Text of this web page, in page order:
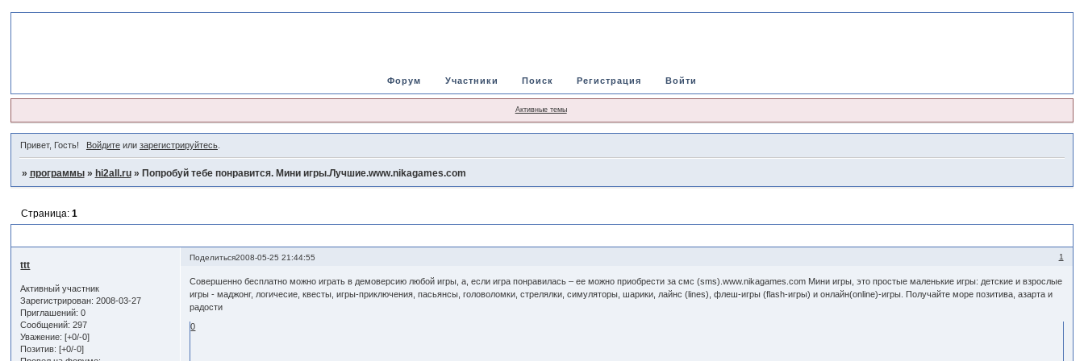
Форум Участники Поиск Регистрация Войти
Активные темы
Привет, Гость! Войдитеили зарегистрируйтесь.
» программы » hi2all.ru » Попробуй тебе понравится. Мини игры.Лучшие.www.nikagames.com
Страница: 1
Поделиться 1
2008-05-25 21:44:55
ttt
Активный участник
Зарегистрирован: 2008-03-27
Приглашений: 0
Сообщений: 297
Уважение: [+0/-0]
Позитив: [+0/-0]
Совершенно бесплатно можно играть в демоверсию любой игры, а, если игра понравилась – ее можно приобрести за смс (sms).www.nikagames.com Мини игры, это простые маленькие игры: детские и взрослые
игры - маджонг, логичесие, квесты, игры-приключения, пасьянсы, головоломки, стрелялки, симуляторы, шарики, лайнс (lines), флеш-игры (flash-игры) и онлайн(online)-игры. Получайте море позитива, азарта и
радости
0